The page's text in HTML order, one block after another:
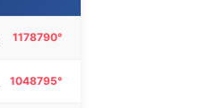
1178790°
1048795°